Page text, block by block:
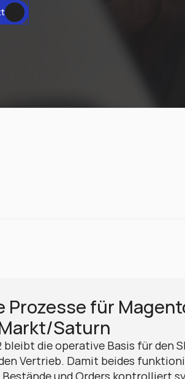
Prozesse für
Saturn
bleibt die operative Basis für den
Vertrieb. Damit beides
Bestände und Orders kontrolliert